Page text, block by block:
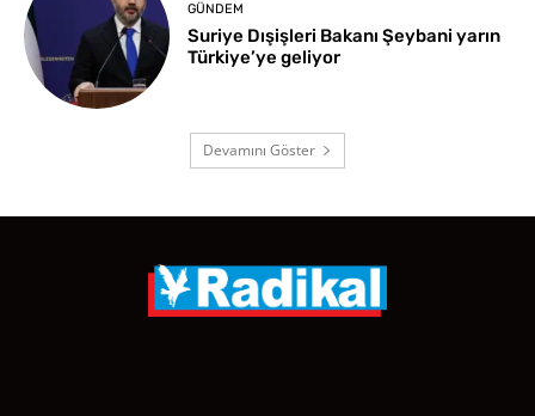
GÜNDEM
Suriye Dışişleri Bakanı Şeybani yarın
Türkiye’ye geliyor
Devamını Göster